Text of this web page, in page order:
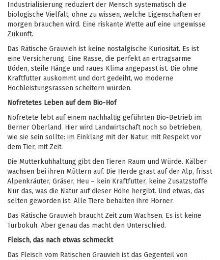
Industrialisierung reduziert der Mensch systematisch die
biologische Vielfalt, ohne zu wissen, welche Eigenschaften er
morgen brauchen wird. Eine riskante Wette auf eine ungewisse
Zukunft.
Das Rätische Grauvieh ist keine nostalgische Kuriosität. Es ist
eine Versicherung. Eine Rasse, die perfekt an ertragsarme
Böden, steile Hänge und raues Klima angepasst ist. Die ohne
Kraftfutter auskommt und dort gedeiht, wo moderne
Hochleistungsrassen scheitern würden.
Nofretetes Leben auf dem Bio-Hof
Nofretete lebt auf einem nachhaltig geführten Bio-Betrieb im
Berner Oberland. Hier wird Landwirtschaft noch so betrieben,
wie sie sein sollte: im Einklang mit der Natur, mit Respekt vor
dem Tier, mit Zeit.
Die Mutterkuhhaltung gibt den Tieren Raum und Würde. Kälber
wachsen bei ihren Müttern auf. Die Herde grast auf der Alp, frisst
Alpenkräuter, Gräser, Heu – kein Kraftfutter, keine Zusatzstoffe.
Nur das, was die Natur auf dieser Höhe hergibt. Und etwas, das
selten geworden ist: Alle Tiere behalten ihre Hörner.
Das Rätische Grauvieh braucht Zeit zum Wachsen. Es ist keine
Turbokuh. Aber genau das macht den Unterschied.
Fleisch, das nach etwas schmeckt
Das Fleisch vom Rätischen Grauvieh ist das Gegenteil von